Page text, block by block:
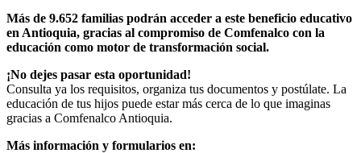
Más de 9.652 familias podrán acceder a este beneficio educativo
en Antioquia, gracias al compromiso de Comfenalco con la
educación como motor de transformación social.
¡No dejes pasar esta oportunidad!
Consulta ya los requisitos, organiza tus documentos y postúlate. La
educación de tus hijos puede estar más cerca de lo que imaginas
gracias a Comfenalco Antioquia.
Más información y formularios en: